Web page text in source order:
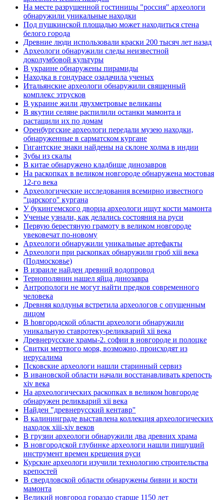
На месте разрушенной гостиницы "россия" археологи
обнаружили уникальные находки
Под пушкинской площадью может находиться стена
белого города
Древние люди использовали краски 200 тысяч лет назад
Археологи обнаружили следы неизвестной
доколумбовой культуры
В украине обнаружены пирамиды
Находка в гондурасе озадачила ученых
Итальянские археологи обнаружили священный
комплекс этрусков
В украине жили двухметровые великаны
В якутии селяне распилили останки мамонта и
растащили их по домам
Оренбургские археологи передали музею находки,
обнаруженные в сарматском кургане
Гигантские знаки найдены на склоне холма в индии
Зубы из скалы
В китае обнаружено кладбище динозавров
На раскопках в великом новгороде обнаружена мостовая
12-го века
Археологические исследования всемирно известного
"царского" кургана
У букингемского дворца археологи ищут кости мамонта
Ученые узнали, как делались состояния на руси
Первую берестяную грамоту в великом новгороде
увековечат по-новому
Археологи обнаружили уникальные артефакты
Археологи при раскопках обнаружили гроб xiii века
(Подмосковье)
В израиле найден древний водопровод
Тернополянин нашел яйца динозавра
Антропологи не могут найти предков современного
человека
Древняя колдунья встретила археологов с опущенным
лицом
В hовгородской области археологи обнаружили
уникальную ставротеку-реликварий xii века
Древнерусские храмы-2. софии в новгороде и полоцке
Свитки мертвого моря, возможно, происходят из
иерусалима
Псковские археологи нашли старинный сервиз
В ивановской области начали восстанавливать крепость
xiv века
Hа археологических раскопках в великом hовгороде
обнаружен реликварий xii века
Найден "древнерусский кентавр"
В калининграде выставлена коллекция археологических
находок xiii-xiv веков
В грузии археологи обнаружили два древних храма
В новгородской глубинке археологи нашли пишущий
инструмент времен крещения руси
Курские археологи изучили технологию строительства
крепостей
В свердловской области обнаружены бивни и кости
мамонта
Великий новгород гораздо старше 1150 лет